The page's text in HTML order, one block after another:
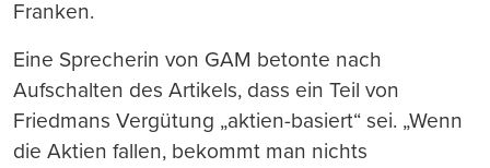
Franken.
Eine Sprecherin von GAM betonte nach
Aufschalten des Artikels, dass ein Teil von
Friedmans Vergütung „aktien-basiert“ sei. „Wenn
die Aktien fallen, bekommt man nichts